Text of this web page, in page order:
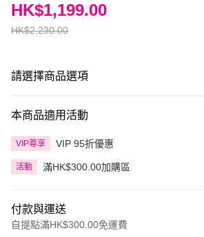
HK$2,230.00
HK$1,199.00
請選擇商品選項
本商品適用活動
VIP尊享 VIP 95折優惠
活動 滿HK$300.00加購區
付款與運送
自提點滿HK$300.00免運費